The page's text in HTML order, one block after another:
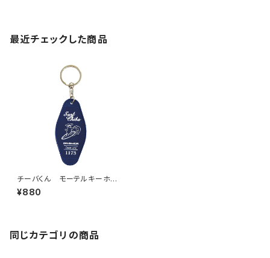
最近チェックした商品
チーバくん モーテルキーホル
ダー design3
¥880
同じカテゴリの商品